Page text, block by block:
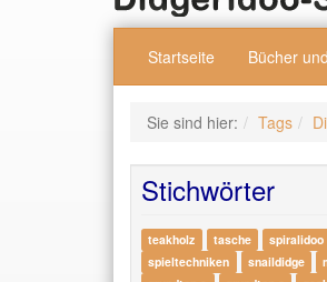
Startseite Bücher
Sie sind hier: Tags
Stichwörter
teakholz tasche
spiralidoo
spieltechniken
snaildidge